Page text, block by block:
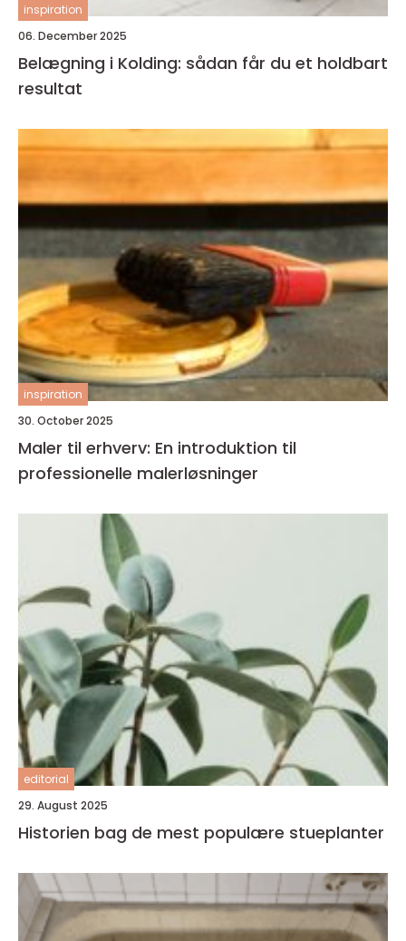
inspiration
06. December 2025
Belægning i Kolding: sådan får du et holdbart
resultat
inspiration
30. October 2025
Maler til erhverv: En introduktion til
professionelle malerløsninger
editorial
29. August 2025
Historien bag de mest populære stueplanter